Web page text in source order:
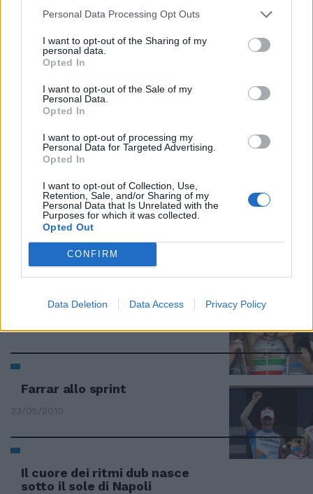
Personal Data Processing Opt Outs
I want to opt-out of the Sharing of my
personal data.
Opted In
I want to opt-out of the Sale of my
Personal Data.
Opted In
I want to opt-out of processing my
Personal Data for Targeted Advertising.
Opted In
I want to opt-out of Collection, Use,
Retention, Sale, and/or Sharing of my
Personal Data that Is Unrelated with the
Purposes for which it was collected.
Opted Out
CONFIRM
Data Deletion Data Access Privacy Policy
Cosimo Bove Chi da Roma voleva
approfittare dell'arrivo di
temperature tropicali e di un
sole finalmente meno timido
13/06/2010
Il sole di Roy Paci al
PalaCesaroni
05/06/2010
Successo tricolore
Farrar allo sprint
23/05/2010
Il cuore dei ritmi dub nasce
sotto il sole di Napoli